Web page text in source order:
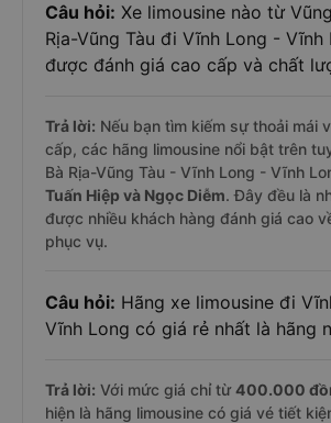
Câu hỏi: Xe limousine nào từ
Rịa-Vũng Tàu đi Vĩnh Long - Vĩnh
được đánh giá cao cấp và chất
Trả lời: Nếu bạn tìm kiếm sự thoải mái
cấp, các hãng limousine nổi bật trên
Bà Rịa-Vũng Tàu - Vĩnh Long - Vĩnh
Tuấn Hiệp và Ngọc Diễm. Đây đều là
được nhiều khách hàng đánh giá cao
phục vụ.
Câu hỏi: Hãng xe limousine đi
Vĩnh Long có giá rẻ nhất là hãng
Trả lời: Với mức giá chỉ từ400.000
hiện là hãng limousine có giá vé tiết